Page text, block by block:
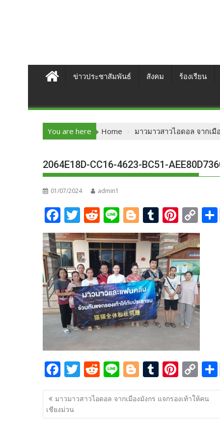
ข่าวประชาสัมพันธ์ สังคม ร้องเรียน
You are here Home มาวมาวสาวไอดอล จากเมื
2064E18D-CC16-4623-BC51-
01/07/2024 admin1
F
ac
e
b
o
o
k
T
w
itt
er
R
e
d
di
t
Li
n
e
Bl
o
g
g
er
T
u
m
bl
r
Pi
nt
er
e
st
C
o
p
y
Li
n
k
F
ac
e
b
T
w
itt
er
R
e
d
di
Li
n
e
Bl
o
g
g
T
u
m
bl
Pi
nt
er
e
C
o
p
y
แนะแนว
เรื่อง
มาวมาวสาวไอดอล จากเมืองมังกร แจกรองเท้าให้คน
เชียงม่วน